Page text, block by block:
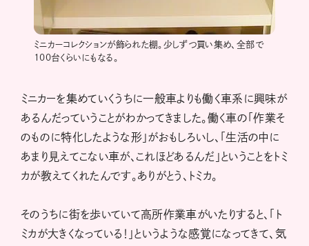
ミニカーコレクションが飾られた棚。少しずつ買い集め、全部で
100台くらいにもなる。
ミニカーを集めていくうちに一般車よりも働く車系に興味が
あるんだっていうことがわかってきました。働く車の「作業そ
のものに特化したような形」がおもしろいし、「生活の中に
あまり見えてこない車が、これほどあるんだ」ということをトミ
カが教えてくれたんです。ありがとう、トミカ。
そのうちに街を歩いていて高所作業車がいたりすると、「ト
ミカが大きくなっている！」というような感覚になってきて、気